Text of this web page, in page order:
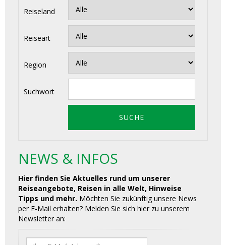
Reiseland
Reiseart
Region
Suchwort
NEWS & INFOS
Hier finden Sie Aktuelles rund um unserer
Reiseangebote, Reisen in alle Welt, Hinweise
Tipps und mehr. Möchten Sie zukünftig unsere News
per E-Mail erhalten? Melden Sie sich hier zu unserem
Newsletter an: